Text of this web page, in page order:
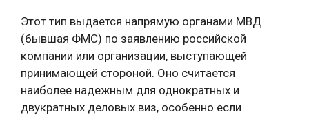
Этот тип выдается напрямую органами МВД
(бывшая ФМС) по заявлению российской
компании или организации, выступающей
принимающей стороной. Оно считается
наиболее надежным для однократных и
двукратных деловых виз, особенно если